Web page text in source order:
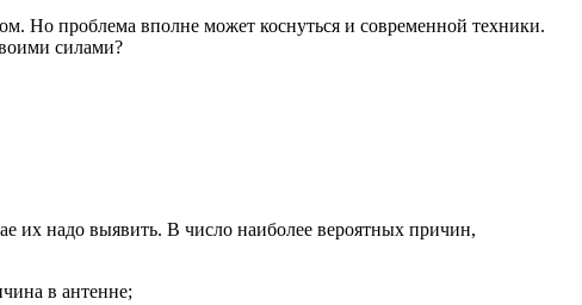
Но проблема вполне может коснуться и современной техники.
силами?
их надо выявить. В число наиболее вероятных причин,
в антенне;